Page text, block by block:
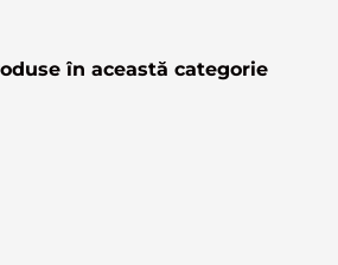
în această categorie